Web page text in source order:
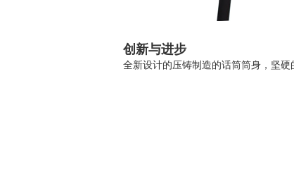
创新与进步
全新设计的压铸制造的话筒筒身，坚